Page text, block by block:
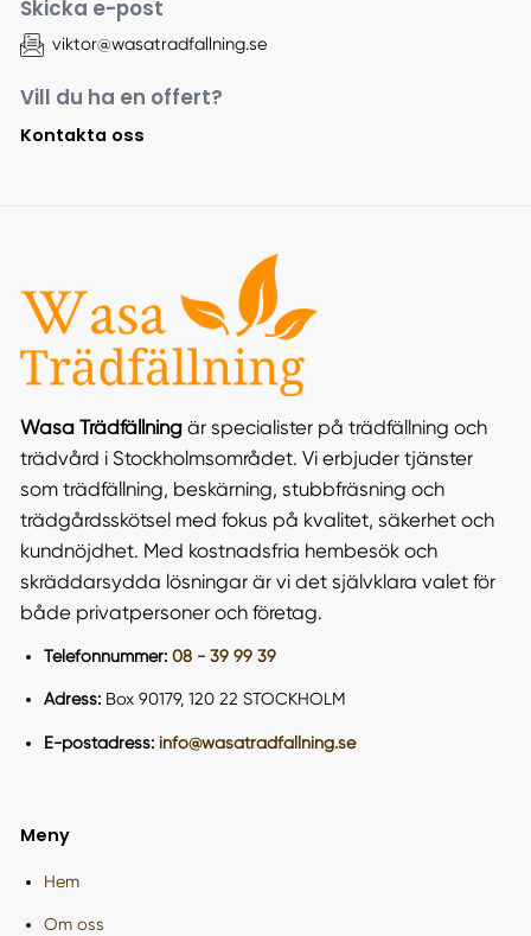
Skicka e-post
viktor@wasatradfallning.se
Vill du ha en offert?
Kontakta oss
Wasa Trädfällningär specialister på trädfällning och
trädvård i Stockholmsområdet. Vi erbjuder tjänster
som trädfällning, beskärning, stubbfräsning och
trädgårdsskötsel med fokus på kvalitet, säkerhet och
kundnöjdhet. Med kostnadsfria hembesök och
skräddarsydda lösningar är vi det självklara valet för
både privatpersoner och företag​.
Telefonnummer: 08 - 39 99 39
Adress: Box 90179, 120 22 STOCKHOLM
E-postadress: info@wasatradfallning.se
Meny
Hem
Om oss